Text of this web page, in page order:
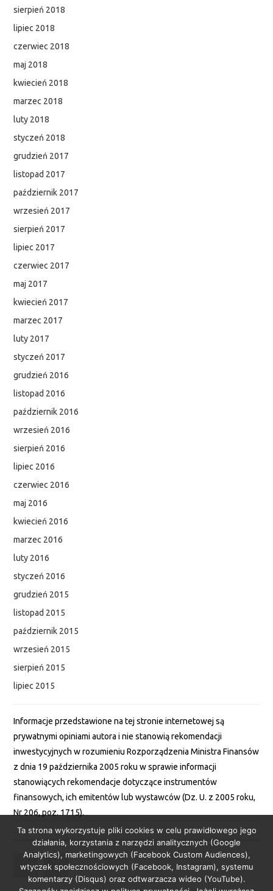
sierpień 2018
lipiec 2018
czerwiec 2018
maj 2018
kwiecień 2018
marzec 2018
luty 2018
styczeń 2018
grudzień 2017
listopad 2017
październik 2017
wrzesień 2017
sierpień 2017
lipiec 2017
czerwiec 2017
maj 2017
kwiecień 2017
marzec 2017
luty 2017
styczeń 2017
grudzień 2016
listopad 2016
październik 2016
wrzesień 2016
sierpień 2016
lipiec 2016
czerwiec 2016
maj 2016
kwiecień 2016
marzec 2016
luty 2016
styczeń 2016
grudzień 2015
listopad 2015
październik 2015
wrzesień 2015
sierpień 2015
lipiec 2015
Informacje przedstawione na tej stronie internetowej są
prywatnymi opiniami autora i nie stanowią rekomendacji
inwestycyjnych w rozumieniu Rozporządzenia Ministra Finansów
z dnia 19 października 2005 roku w sprawie informacji
stanowiących rekomendacje dotyczące instrumentów
finansowych, ich emitentów lub wystawców (Dz. U. z 2005 roku,
Nr 206, poz. 1715).
Ta strona wykorzystuje pliki cookies w celu prawidłowego jego
działania, korzystania z narzędzi analitycznych (Google
Analytics), marketingowych (Facebook Custom Audiences),
wtyczek społecznościowych (Facebook, Instagram), systemu
komentarzy (Disqus) oraz odtwarzacza wideo (YouTube).